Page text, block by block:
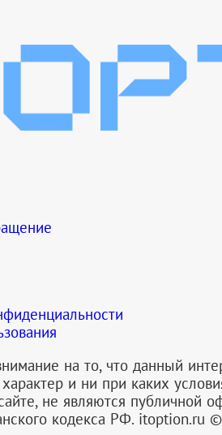
на то, что данный
и ни при каких
не являются публичной
кодекса РФ. itoption.ru